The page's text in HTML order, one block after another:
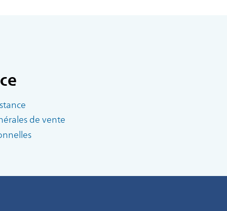
de vente